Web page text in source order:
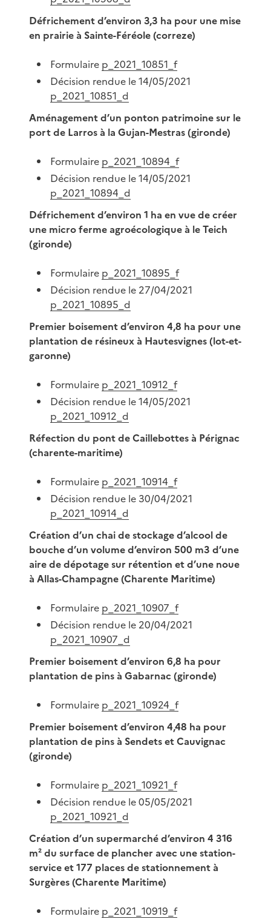
Défrichement d’environ 3,3 ha pour une mise
en prairie à Sainte-Féréole (correze)
Formulaire p_2021_10851_f
Décision rendue le 14/05/2021
p_2021_10851_d
Aménagement d’un ponton patrimoine sur le
port de Larros à la Gujan-Mestras (gironde)
Formulaire p_2021_10894_f
Décision rendue le 14/05/2021
p_2021_10894_d
Défrichement d’environ 1 ha en vue de créer
une micro ferme agroécologique à le Teich
(gironde)
Formulaire p_2021_10895_f
Décision rendue le 27/04/2021
p_2021_10895_d
Premier boisement d’environ 4,8 ha pour une
plantation de résineux à Hautesvignes (lot-et-
garonne)
Formulaire p_2021_10912_f
Décision rendue le 14/05/2021
p_2021_10912_d
Réfection du pont de Caillebottes à Pérignac
(charente-maritime)
Formulaire p_2021_10914_f
Décision rendue le 30/04/2021
p_2021_10914_d
Création d’un chai de stockage d’alcool de
bouche d’un volume d’environ 500 m3 d’une
aire de dépotage sur rétention et d’une noue
à Allas-Champagne (Charente Maritime)
Formulaire p_2021_10907_f
Décision rendue le 20/04/2021
p_2021_10907_d
Premier boisement d’environ 6,8 ha pour
plantation de pins à Gabarnac (gironde)
Formulaire p_2021_10924_f
Premier boisement d’environ 4,48 ha pour
plantation de pins à Sendets et Cauvignac
(gironde)
Formulaire p_2021_10921_f
Décision rendue le 05/05/2021
p_2021_10921_d
Création d’un supermarché d’environ 4 316
m² du surface de plancher avec une station-
service et 177 places de stationnement à
Surgères (Charente Maritime)
Formulaire p_2021_10919_f